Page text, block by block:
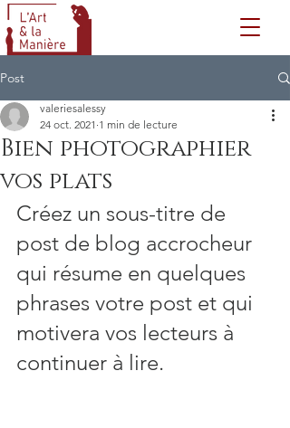
Post
Bien photographier
vos plats
valeriesalessy
24 oct. 2021 1 min de lecture
Créez un sous-titre de
post de blog accrocheur
qui résume en quelques
phrases votre post et qui
motivera vos lecteurs à
continuer à lire.